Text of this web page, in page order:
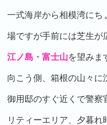
一式海岸から相模湾にち
場ですが手前には芝生が
江ノ島・富士山を望みま
向こう側、箱根の山々に
御用邸のすぐ近くで警察
リティーエリア、夕暮れ